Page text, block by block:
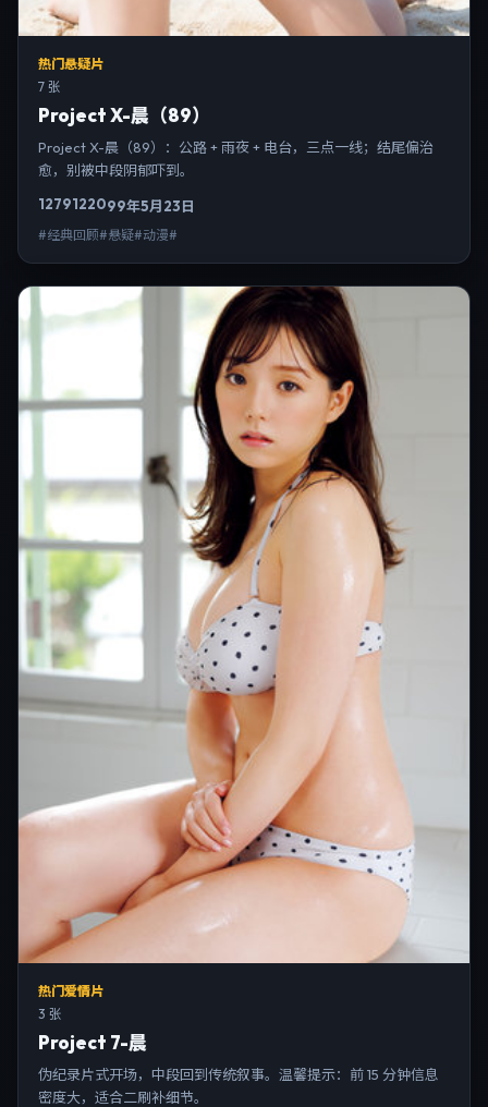
热门悬疑片
7 张
Project X-晨（89）
Project X-晨（89）：公路 + 雨夜 + 电台，三点一线；结尾偏治
愈，别被中段阴郁吓到。
1279122099年5月23日
#经典回顾#悬疑#动漫#
热门爱情片
3 张
Project 7-晨
伪纪录片式开场，中段回到传统叙事。温馨提示：前 15 分钟信息
密度大，适合二刷补细节。